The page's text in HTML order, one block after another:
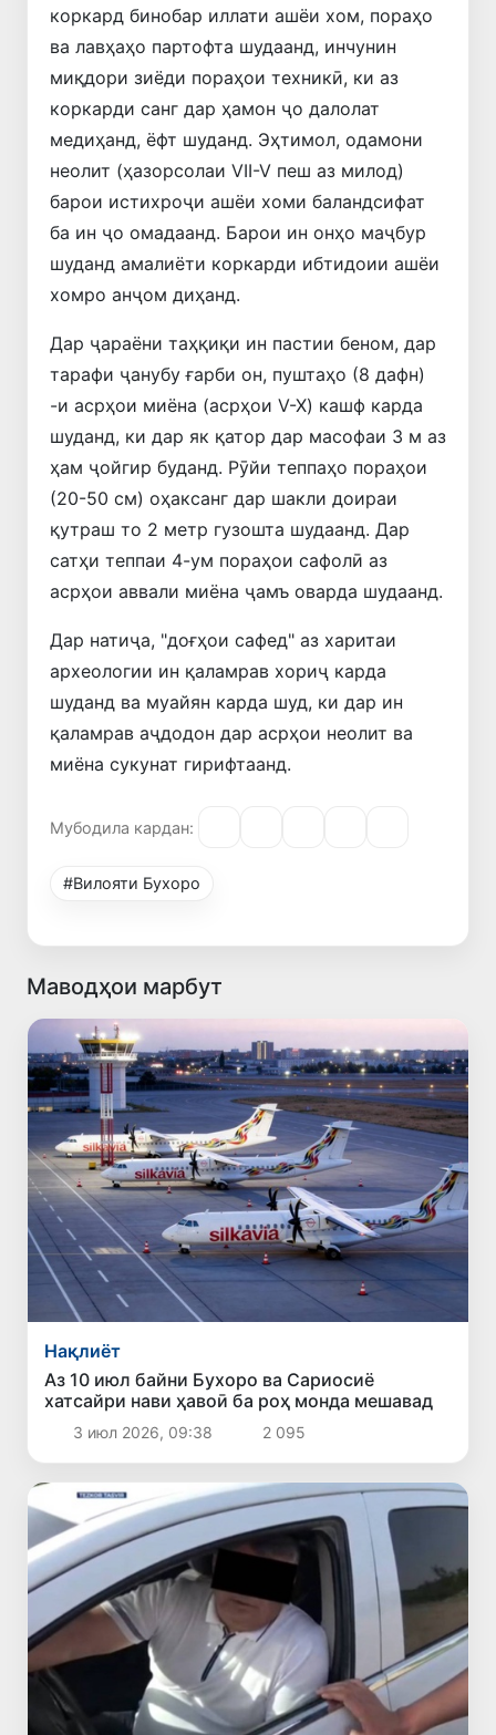
коркард бинобар иллати ашёи хом, пораҳо
ва лавҳаҳо партофта шудаанд, инчунин
миқдори зиёди пораҳои техникӣ, ки аз
коркарди санг дар ҳамон ҷо далолат
медиҳанд, ёфт шуданд. Эҳтимол, одамони
неолит (ҳазорсолаи VII-V пеш аз милод)
барои истихроҷи ашёи хоми баландсифат
ба ин ҷо омадаанд. Барои ин онҳо маҷбур
шуданд амалиёти коркарди ибтидоии ашёи
хомро анҷом диҳанд.
Дар ҷараёни таҳқиқи ин пастии беном, дар
тарафи ҷанубу ғарби он, пуштаҳо (8 дафн)
-и асрҳои миёна (асрҳои V-X) кашф карда
шуданд, ки дар як қатор дар масофаи 3 м аз
ҳам ҷойгир буданд. Рӯйи теппаҳо пораҳои
(20-50 см) оҳаксанг дар шакли доираи
қутраш то 2 метр гузошта шудаанд. Дар
сатҳи теппаи 4-ум пораҳои сафолӣ аз
асрҳои аввали миёна ҷамъ оварда шудаанд.
Дар натиҷа, "доғҳои сафед" аз харитаи
археологии ин қаламрав хориҷ карда
шуданд ва муайян карда шуд, ки дар ин
қаламрав аҷдодон дар асрҳои неолит ва
миёна сукунат гирифтаанд.
Мубодила кардан:
#Вилояти Бухоро
Маводҳои марбут
Нақлиёт
Аз 10 июл байни Бухоро ва Сариосиё
хатсайри нави ҳавоӣ ба роҳ монда мешавад
3 июл 2026, 09:38 2 095